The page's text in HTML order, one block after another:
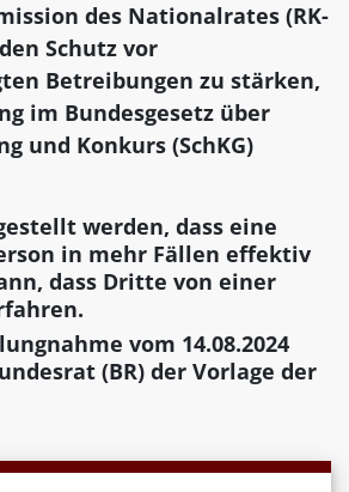
des Nationalrates (RK-
Schutz vor
Betreibungen zu stärken,
im Bundesgesetz über
und Konkurs (SchKG)
werden, dass eine
in mehr Fällen effektiv
dass Dritte von einer
vom 14.08.2024
(BR) der Vorlage der